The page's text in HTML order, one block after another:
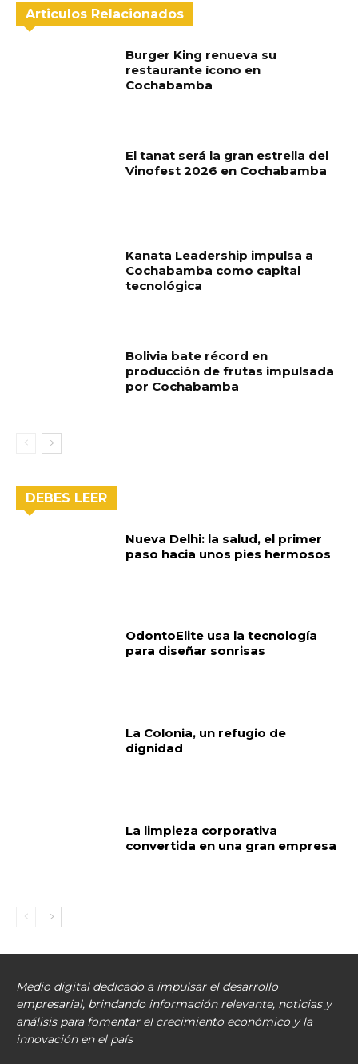
Articulos Relacionados
Burger King renueva su
restaurante ícono en
Cochabamba
El tanat será la gran estrella del
Vinofest 2026 en Cochabamba
Kanata Leadership impulsa a
Cochabamba como capital
tecnológica
Bolivia bate récord en
producción de frutas impulsada
por Cochabamba
DEBES LEER
Nueva Delhi: la salud, el primer
paso hacia unos pies hermosos
OdontoElite usa la tecnología
para diseñar sonrisas
La Colonia, un refugio de
dignidad
La limpieza corporativa
convertida en una gran empresa
Medio digital dedicado a impulsar el desarrollo
empresarial, brindando información relevante, noticias y
análisis para fomentar el crecimiento económico y la
innovación en el país